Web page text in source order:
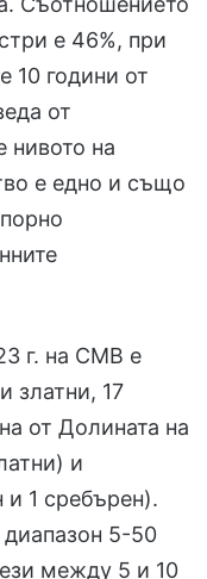
е 46%, при
10 години от
от
нивото на
е едно и също
г. на СМВ е
златни, 17
от Долината на
и
и 1 сребърен).
диапазон 5-50
между 5 и 10